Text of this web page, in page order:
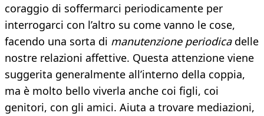
coraggio di soffermarci periodicamente per
interrogarci con l’altro su come vanno le cose,
facendo una sorta di manutenzione periodicadelle
nostre relazioni affettive. Questa attenzione viene
suggerita generalmente all’interno della coppia,
ma è molto bello viverla anche coi figli, coi
genitori, con gli amici. Aiuta a trovare mediazioni,